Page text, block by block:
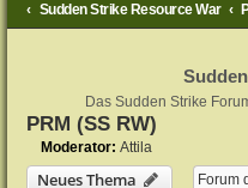
Sudden Strike Resource War
Das Sudden Strike
PRM (SS RW)
Moderator: Attila
Neues Thema